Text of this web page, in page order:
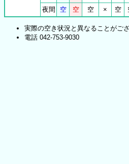
夜間
空 空 空 × 空
実際の空き状況と異なることがご
電話 042-753-9030